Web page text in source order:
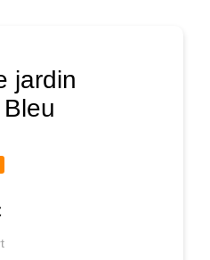
jardin